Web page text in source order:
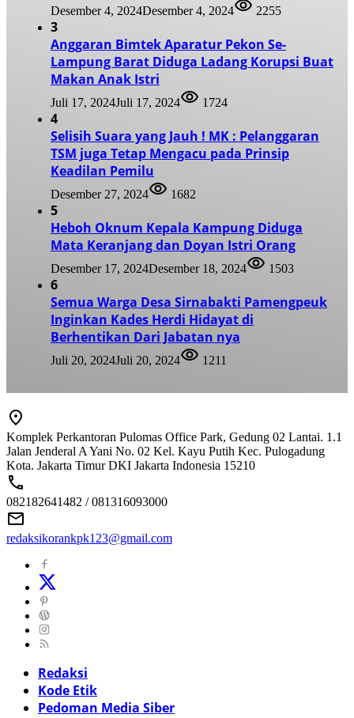
Desember 4, 2024Desember 4, 2024 2255
3
Anggaran Bimtek Aparatur Pekon Se-
Lampung Barat Diduga Ladang Korupsi Buat
Makan Anak Istri
Juli 17, 2024Juli 17, 2024 1724
4
Selisih Suara yang Jauh ! MK : Pelanggaran
TSM juga Tetap Mengacu pada Prinsip
Keadilan Pemilu
Desember 27, 2024 1682
5
Heboh Oknum Kepala Kampung Diduga
Mata Keranjang dan Doyan Istri Orang
Desember 17, 2024Desember 18, 2024 1503
6
Semua Warga Desa Sirnabakti Pamengpeuk
Inginkan Kades Herdi Hidayat di
Berhentikan Dari Jabatan nya
Juli 20, 2024Juli 20, 2024 1211
Komplek Perkantoran Pulomas Office Park, Gedung 02 Lantai. 1.1
Jalan Jenderal A Yani No. 02 Kel. Kayu Putih Kec. Pulogadung
Kota. Jakarta Timur DKI Jakarta Indonesia 15210
082182641482 / 081316093000
redaksikorankpk123@gmail.com
Redaksi
Kode Etik
Pedoman Media Siber